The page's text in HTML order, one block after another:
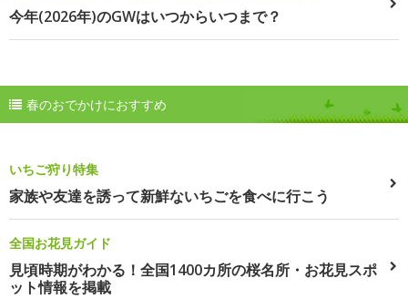
今年(2026年)のGWはいつからいつまで？
春のおでかけにおすすめ
いちご狩り特集
家族や友達を誘って新鮮ないちごを食べに行こう
全国お花見ガイド
見頃時期がわかる！全国1400カ所の桜名所・お花見スポ
ット情報を掲載